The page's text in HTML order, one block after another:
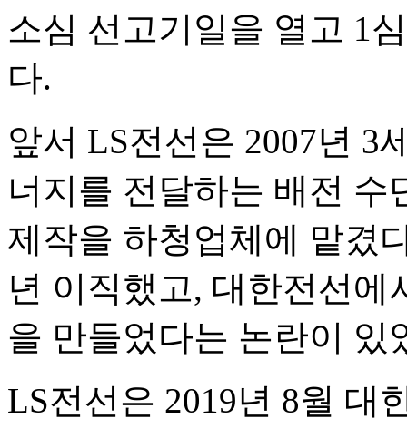
소심 선고기일을 열고 1
다.
앞서 LS전선은 2007년 3
너지를 전달하는 배전
제작을 하청업체에 맡겼
년 이직했고, 대한전선에
을 만들었다는 논란이 있
LS전선은 2019년 8월 대